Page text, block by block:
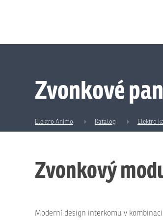
Zvonkové
Elektro Animo Katalog Elektro
Zvonkový
Moderní design interkomu v